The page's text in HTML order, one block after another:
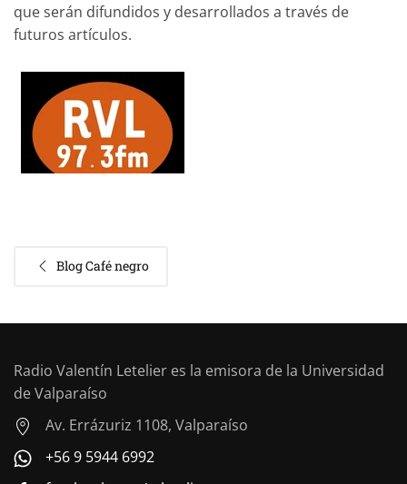
que serán difundidos y desarrollados a través de
futuros artículos.
Blog Café negro
Radio Valentín Letelier es la emisora de la Universidad
de Valparaíso
Av. Errázuriz 1108, Valparaíso
+56 9 5944 6992